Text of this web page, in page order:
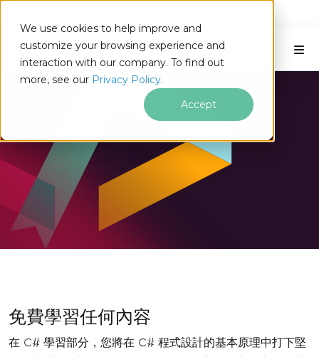
We use cookies to help improve and
customize your browsing experience and
interaction with our company. To find out
more, see our Privacy Policy.
Accept
IRONSOFTWARE
跳至頁尾內容
C#工具與生產力
免費學習任何內容
在 C# 學習部分，您將在 C# 程式設計的基本原理中打下堅